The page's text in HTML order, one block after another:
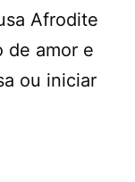
Afrodite
de amor e
ou iniciar